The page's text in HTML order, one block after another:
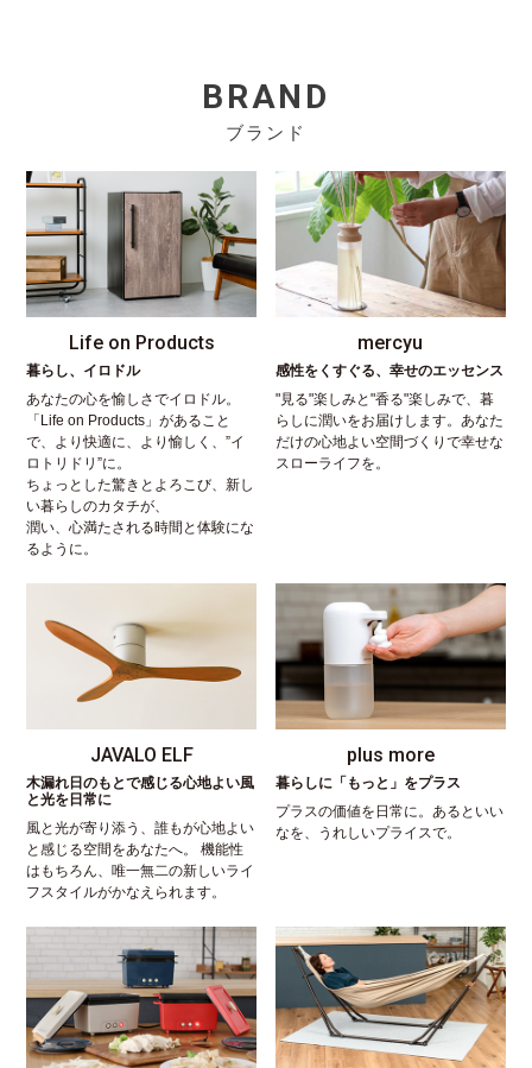
BRAND
ブランド
Life on Products
暮らし、イロドル
あなたの心を愉しさでイロドル。
「Life on Products」があること
で、より快適に、より愉しく、”イ
ロトリドリ”に。
ちょっとした驚きとよろこび、新し
い暮らしのカタチが、
潤い、心満たされる時間と体験にな
るように。
mercyu
感性をくすぐる、幸せのエッセンス
"見る"楽しみと"香る"楽しみで、暮
らしに潤いをお届けします。あなた
だけの心地よい空間づくりで幸せな
スローライフを。
JAVALO ELF
木漏れ日のもとで感じる心地よい風
と光を日常に
風と光が寄り添う、誰もが心地よい
と感じる空間をあなたへ。 機能性
はもちろん、唯一無二の新しいライ
フスタイルがかなえられます。
plus more
暮らしに「もっと」をプラス
プラスの価値を日常に。あるといい
なを、うれしいプライスで。